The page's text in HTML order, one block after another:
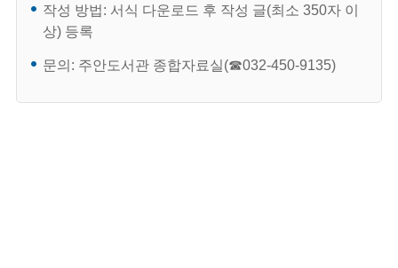
작성 방법: 서식 다운로드 후 작성 글(최소 350자 이
상) 등록
문의: 주안도서관 종합자료실(☎032-450-9135)